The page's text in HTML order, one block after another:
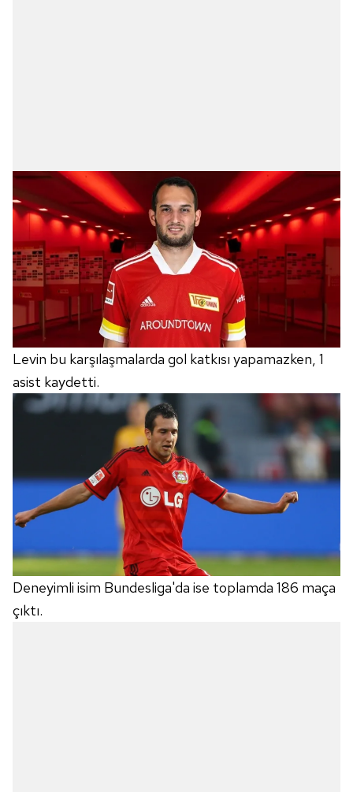
Levin bu karşılaşmalarda gol katkısı yapamazken, 1
asist kaydetti.
Deneyimli isim Bundesliga'da ise toplamda 186 maça
çıktı.